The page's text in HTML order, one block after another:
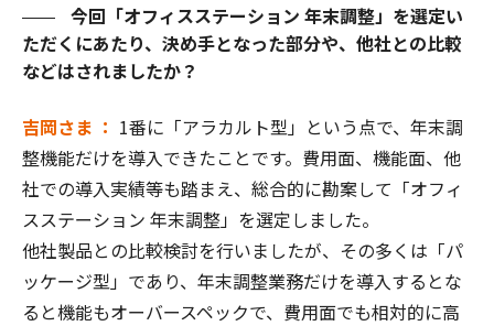
今回「オフィスステーション 年末調整」を選定い
ただくにあたり、決め手となった部分や、他社との比較
などはされましたか？
吉岡さま ： 1番に「アラカルト型」という点で、年末調
整機能だけを導入できたことです。費用面、機能面、他
社での導入実績等も踏まえ、総合的に勘案して「オフィ
スステーション 年末調整」を選定しました。
他社製品との比較検討を行いましたが、その多くは「パ
ッケージ型」であり、年末調整業務だけを導入するとな
ると機能もオーバースペックで、費用面でも相対的に高